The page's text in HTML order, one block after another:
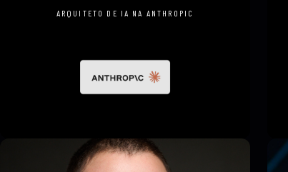
ARQUITETO DE IA NA ANTHROPIC